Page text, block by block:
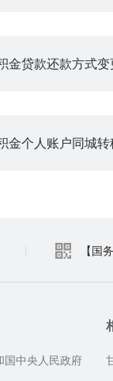
金贷款还款方式变
金个人账户同城转
【国
国中央人民政府